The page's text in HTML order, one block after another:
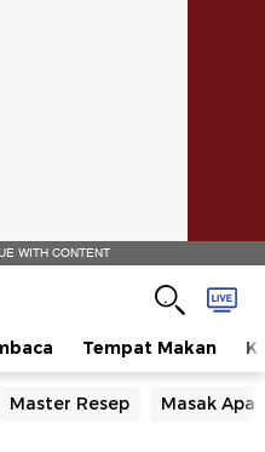
WITH CONTENT
Tempat Makan
Master Resep Masak Apa